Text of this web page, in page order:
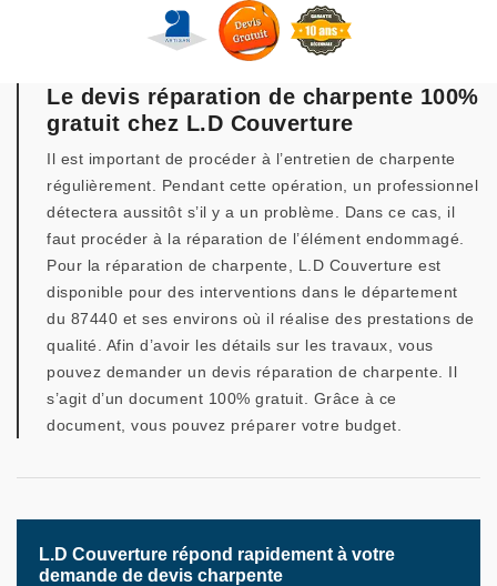
Le devis réparation de charpente 100%
gratuit chez L.D Couverture
Il est important de procéder à l’entretien de charpente
régulièrement. Pendant cette opération, un professionnel
détectera aussitôt s’il y a un problème. Dans ce cas, il
faut procéder à la réparation de l’élément endommagé.
Pour la réparation de charpente, L.D Couverture est
disponible pour des interventions dans le département
du 87440 et ses environs où il réalise des prestations de
qualité. Afin d’avoir les détails sur les travaux, vous
pouvez demander un devis réparation de charpente. Il
s’agit d’un document 100% gratuit. Grâce à ce
document, vous pouvez préparer votre budget.
L.D Couverture répond rapidement à votre
demande de devis charpente